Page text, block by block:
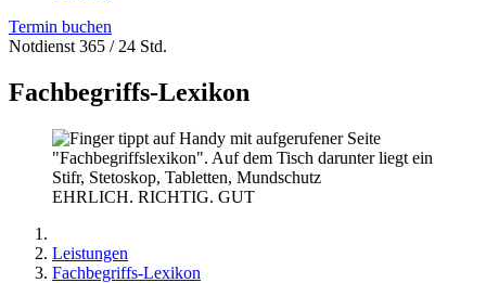
Termin buchen
Notdienst 365 / 24 Std.
Fachbegriffs-Lexikon
EHRLICH. RICHTIG. GUT
Leistungen
Fachbegriffs-Lexikon